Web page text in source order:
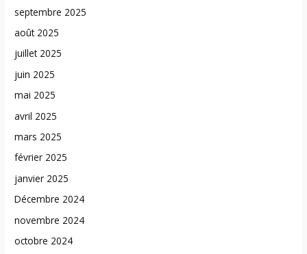
septembre 2025
août 2025
juillet 2025
juin 2025
mai 2025
avril 2025
mars 2025
février 2025
janvier 2025
Décembre 2024
novembre 2024
octobre 2024